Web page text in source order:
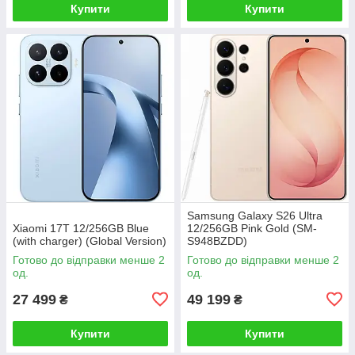
Купити Купити
Xiaomi 17T 12/256GB Blue
(with charger) (Global Version)
Готово до відправки менше 2
од.
27 499 ₴
Купити
Samsung Galaxy S26 Ultra
12/256GB Pink Gold (SM-
S948BZDD)
Готово до відправки менше 2
од.
49 199 ₴
Купити